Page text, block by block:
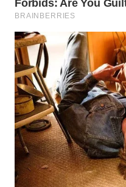
WN
TEBING
TINGGI
WN
PAKPAK
WN
KARAWANG
WN
BEKASI